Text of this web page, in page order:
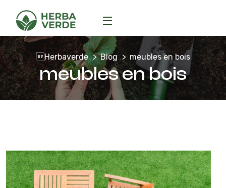
Herbaverde Blog meubles en bois
meubles en bois